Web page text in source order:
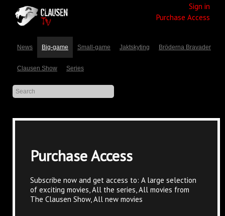
Sign in
Purchase Access
News Big-game Small-game Jaktskyting Bröderna Bravader
Clausen Show Series
Purchase Access
Subscribe now and get access to: A large selection
of exciting movies, All the series, All movies from
The Clausen Show, All new movies